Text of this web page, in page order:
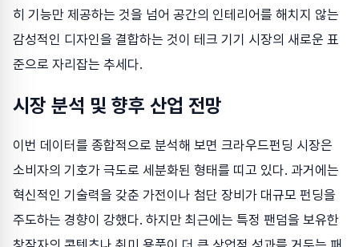
히 기능만 제공하는 것을 넘어 공간의 인테리어를 해치지 않는
감성적인 디자인을 결합하는 것이 테크 기기 시장의 새로운 표
준으로 자리잡는 추세다.
시장 분석 및 향후 산업 전망
이번 데이터를 종합적으로 분석해 보면 크라우드펀딩 시장은
소비자의 기호가 극도로 세분화된 형태를 띠고 있다. 과거에는
혁신적인 기술력을 갖춘 가전이나 첨단 장비가 대규모 펀딩을
주도하는 경향이 강했다. 하지만 최근에는 특정 팬덤을 보유한